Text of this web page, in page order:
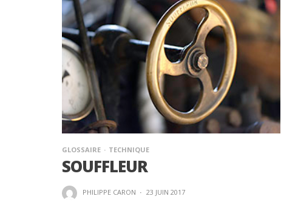
GLOSSAIRE TECHNIQUE
SOUFFLEUR
PHILIPPE CARON · 23 JUIN 2017